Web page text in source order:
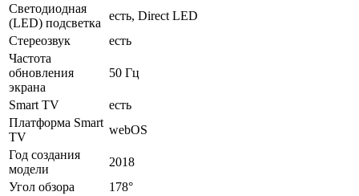
Светодиодная
(LED) подсветка
есть, Direct LED
Стереозвук
есть
Частота
обновления
экрана
50 Гц
Smart TV
есть
Платформа Smart
TV
webOS
Год создания
модели
2018
Угол обзора
178°